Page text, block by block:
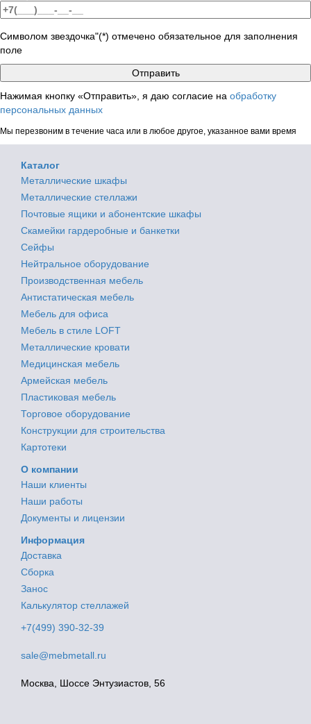
Символом звездочка"(*) отмечено обязательное для заполнения
поле
Нажимая кнопку «Отправить», я даю согласие на обработку
персональных данных
Мы перезвоним в течение часа или в любое другое, указанное вами время
Каталог
Металлические шкафы
Металлические стеллажи
Почтовые ящики и абонентские шкафы
Скамейки гардеробные и банкетки
Сейфы
Нейтральное оборудование
Производственная мебель
Антистатическая мебель
Мебель для офиса
Мебель в стиле LOFT
Металлические кровати
Медицинская мебель
Армейская мебель
Пластиковая мебель
Торговое оборудование
Конструкции для строительства
Картотеки
О компании
Наши клиенты
Наши работы
Документы и лицензии
Информация
Доставка
Сборка
Занос
Калькулятор стеллажей
+7(499) 390-32-39
sale@mebmetall.ru
Москва, Шоссе Энтузиастов, 56